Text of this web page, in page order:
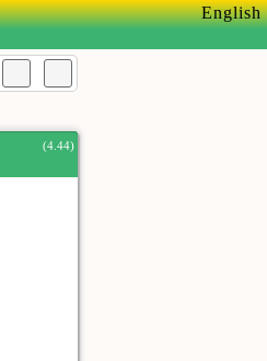
English
(4.44)